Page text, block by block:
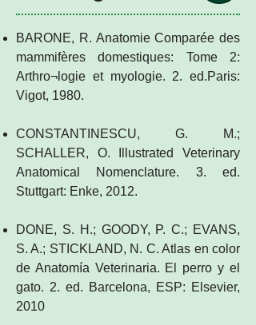
BARONE, R. Anatomie Comparée des
mammifères domestiques: Tome 2:
Arthro¬logie et myologie. 2. ed.Paris:
Vigot, 1980.
CONSTANTINESCU, G. M.;
SCHALLER, O. Illustrated Veterinary
Anatomical Nomenclature. 3. ed.
Stuttgart: Enke, 2012.
DONE, S. H.; GOODY, P. C.; EVANS,
S. A.; STICKLAND, N. C. Atlas en color
de Anatomía Veterinaria. El perro y el
gato. 2. ed. Barcelona, ESP: Elsevier,
2010